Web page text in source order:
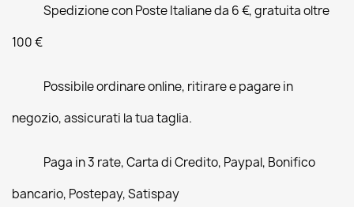
Spedizione con Poste Italiane da 6 €, gratuita oltre
100 €
Possibile ordinare online, ritirare e pagare in
negozio, assicurati la tua taglia.
Paga in 3 rate, Carta di Credito, Paypal, Bonifico
bancario, Postepay, Satispay